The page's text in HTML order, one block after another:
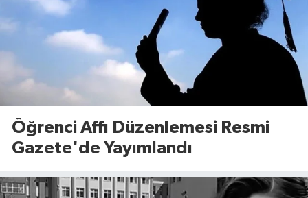
Öğrenci Affı Düzenlemesi Resmi
Gazete'de Yayımlandı